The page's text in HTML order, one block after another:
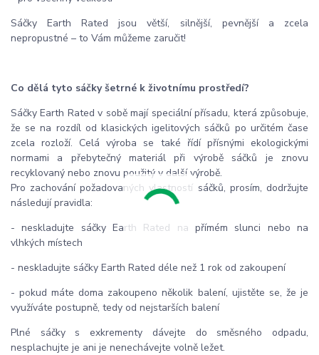
Sáčky Earth Rated jsou větší, silnější, pevnější a zcela
nepropustné – to Vám můžeme zaručit!
Co dělá tyto sáčky šetrné k životnímu prostředí?
Sáčky Earth Rated v sobě mají speciální přísadu, která způsobuje,
že se na rozdíl od klasických igelitových sáčků po určitém čase
zcela rozloží. Celá výroba se také řídí přísnými ekologickými
normami a přebytečný materiál při výrobě sáčků je znovu
recyklovaný nebo znovu použitý v další výrobě.
Pro zachování požadovaných vlastností sáčků, prosím, dodržujte
následují pravidla:
- neskladujte sáčky Earth Rated na přímém slunci nebo na
vlhkých místech
- neskladujte sáčky Earth Rated déle než 1 rok od zakoupení
- pokud máte doma zakoupeno několik balení, ujistěte se, že je
využíváte postupně, tedy od nejstarších balení
Plné sáčky s exkrementy dávejte do směsného odpadu,
nesplachujte je ani je nenechávejte volně ležet.